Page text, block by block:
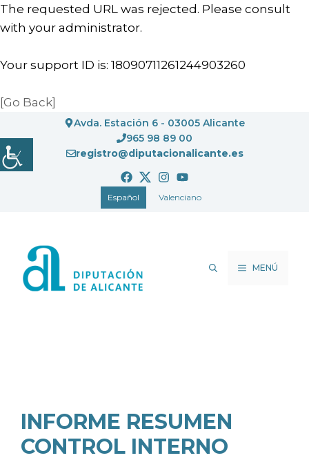
The requested URL was rejected. Please consult
with your administrator.
Your support ID is: 18090711261244903260
[Go Back]
al
contenido
Avda. Estación 6 - 03005 Alicante
965 98 89 00
registro@diputacionalicante.es
Español Valenciano
MENÚ
INFORME RESUMEN
CONTROL INTERNO